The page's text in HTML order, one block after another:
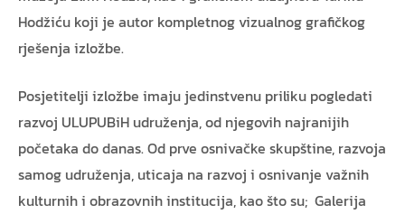
Hodžiću koji je autor kompletnog vizualnog grafičkog
rješenja izložbe.
Posjetitelji izložbe imaju jedinstvenu priliku pogledati
razvoj ULUPUBiH udruženja, od njegovih najranijih
početaka do danas. Od prve osnivačke skupštine, razvoja
samog udruženja, uticaja na razvoj i osnivanje važnih
kulturnih i obrazovnih institucija, kao što su; Galerija